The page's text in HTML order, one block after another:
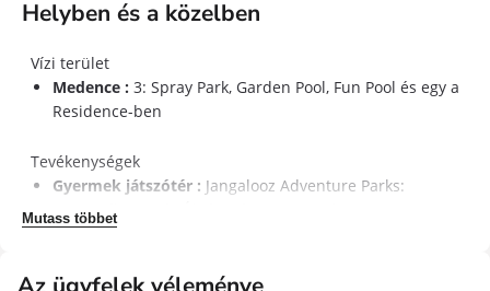
Tengerparthozzáféréssel egy kavicsos strandhoz
Lenyűgöző nézetek a Brijuni-szigetek Archipelago-járól
(National Park)
Megosztott kemping, a tengeri csontok közepén
Hozzáféréshalászfalu
Aktivitások és létesítmények a helyben
Három medenceKülönböző: Spray Park, Garden Pool,
Fun Pool és egy a rezidencián
Helyben és a közelben
Vízi terület
Medence : 3: Spray Park, Garden Pool, Fun Pool és egy a
Residence-ben
Tevékenységek
Gyermek játszótér : Jangalooz Adventure Parks:
Trampoline Park (Új) és Adventure Park
masszázs (feltöltés)
Mutass többet